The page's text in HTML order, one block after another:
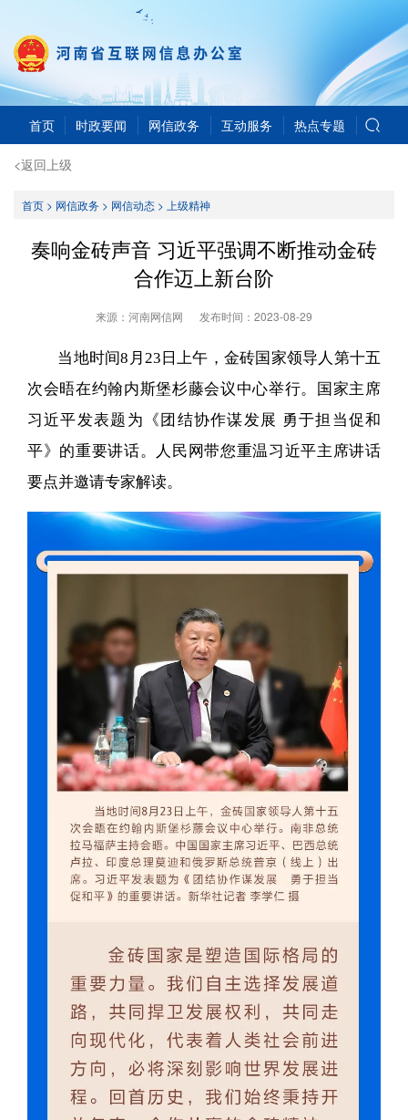
首页 时政要闻 网信政务 互动服务 热点专题
<返回上级
首页> 网信政务> 网信动态> 上级精神
奏响金砖声音 习近平强调不断推动金砖
合作迈上新台阶
来源：河南网信网 发布时间： 2023-08-29
当地时间8月23日上午，金砖国家领导人第十五
次会晤在约翰内斯堡杉藤会议中心举行。国家主席
习近平发表题为《团结协作谋发展 勇于担当促和
平》的重要讲话。人民网带您重温习近平主席讲话
要点并邀请专家解读。